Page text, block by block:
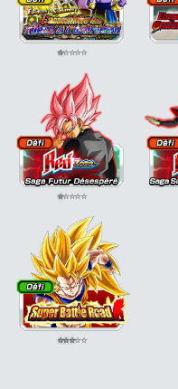
⭐⭐⭐⭐⭐
⭐⭐⭐⭐⭐
⭐⭐⭐⭐⭐